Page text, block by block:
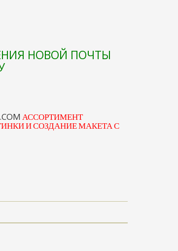
НОВОЙ ПОЧТЫ
АССОРТИМЕНТ
И СОЗДАНИЕ МАКЕТА С